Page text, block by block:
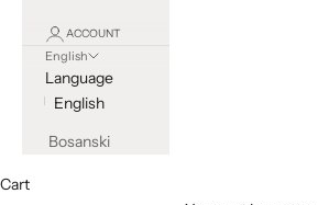
ACCOUNT
English
Language
English
Bosanski
Cart